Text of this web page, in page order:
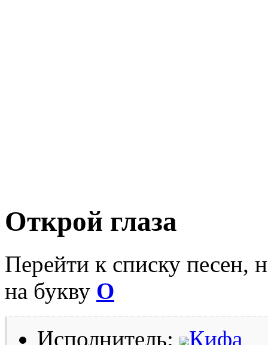
Открой глаза
Перейти к списку песен,
на букву О
Исполнитель:
Кифа